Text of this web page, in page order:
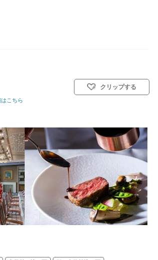
: 教会式(キリスト教式)／神前式／人前式／仏前式／和装人前式
こちら
クリップする